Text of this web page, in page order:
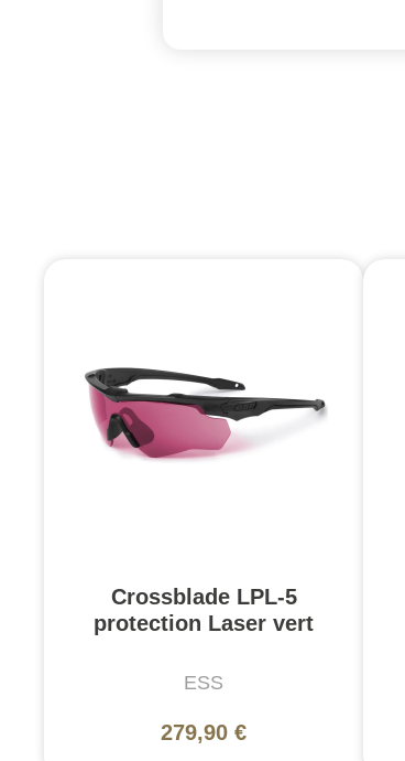
Crossblade LPL-5
protection Laser vert
ESS
279,90 €